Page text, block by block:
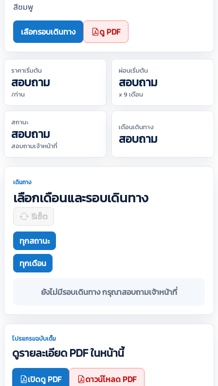
สีชมพู
เลือกรอบเดินทาง ดู PDF
ราคาเริ่มต้น
สอบถาม
/ท่าน
ผ่อนเริ่มต้น
สอบถาม
x 9 เดือน
สถานะ
สอบถาม
สอบถามเจ้าหน้าที่
เดือนเดินทาง
สอบถาม
เดินทาง
เลือกเดือนและรอบเดินทาง
รีเซ็ต
ทุกสถานะ
ทุกเดือน
ยังไม่มีรอบเดินทาง กรุณาสอบถามเจ้าหน้าที่
โปรแกรมฉบับเต็ม
ดูรายละเอียด PDF ในหน้านี้
เปิดดู PDF ดาวน์โหลด PDF